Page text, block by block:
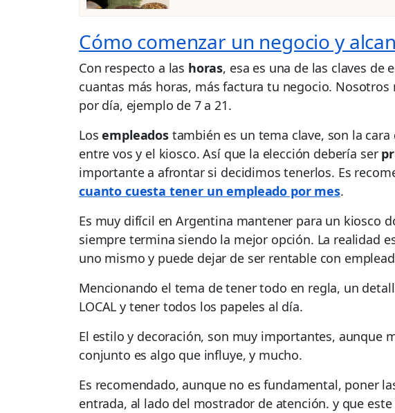
Cómo comenzar un negocio y
Con respecto a las horas, esa es una de las claves
cuantas más horas, más factura tu negocio.
por día, ejemplo de 7 a 21.
Losempleadostambién es un tema clave, son la
entre vos y el kiosco. Así que la elección debería ser
importante a afrontar si decidimos tenerlos. Es
cuanto cuesta tener un empleado por mes.
Es muy difícil en Argentina mantener para un kiosco
siempre termina siendo la mejor opción. La realidad
uno mismo y puede dejar de ser rentable con
Mencionando el tema de tener todo en regla, un
LOCAL y tener todos los papeles al día.
El estilo y decoración, son muy importantes, aunque
conjunto es algo que influye, y mucho.
Es recomendado, aunque no es fundamental, poner
entrada, al lado del mostrador de atención. y que